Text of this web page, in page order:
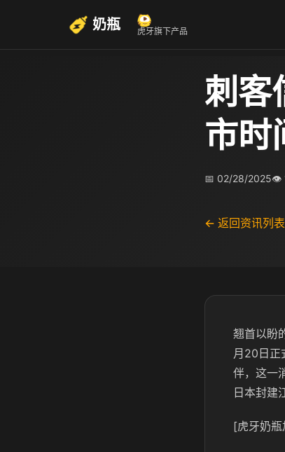
奶瓶 虎牙旗下产品
刺客
市时
📅 02/28/2025👁
← 返回资讯列表
翘首以盼
月20日正
伴，这一
日本封建
[虎牙奶